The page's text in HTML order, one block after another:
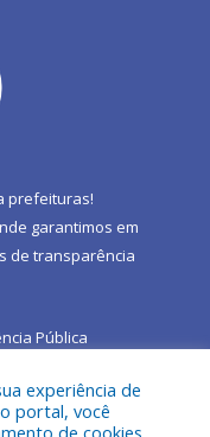
prefeituras!
garantimos em
de transparência
Pública
experiência de
portal, você
de cookies.